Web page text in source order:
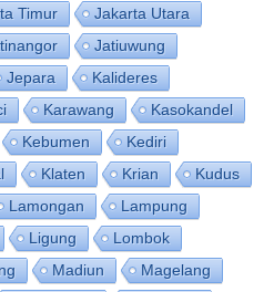
Timur
Jakarta Utara
Jatiuwung
Jepara
Kalideres
Karawang
Kasokandel
Kebumen
Kediri
Klaten Krian
Kudus
Lamongan
Lampung
Ligung
Lombok
Madiun
Magelang